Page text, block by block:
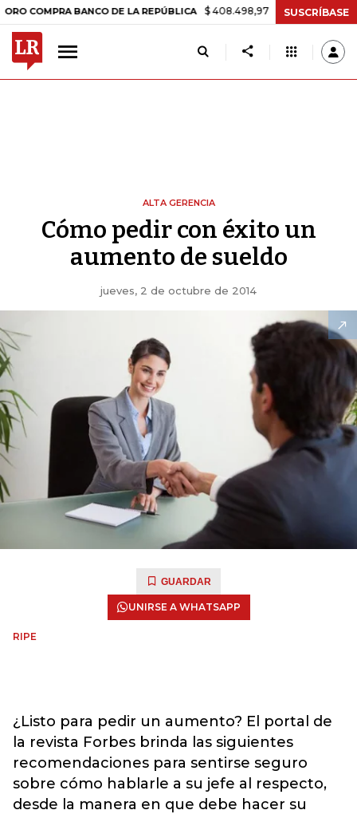
BANCO DE LA REPÚBLICA $ 408.498,97 +$ 8.753,81 +2,19%
SUSCRÍBASE
ALTA GERENCIA
Cómo pedir con éxito un
aumento de sueldo
jueves, 2 de octubre de 2014
GUARDAR
UNIRSE A WHATSAPP
RIPE
¿Listo para pedir un aumento? El portal de
la revista Forbes brinda las siguientes
recomendaciones para sentirse seguro
sobre cómo hablarle a su jefe al respecto,
desde la manera en que debe hacer su